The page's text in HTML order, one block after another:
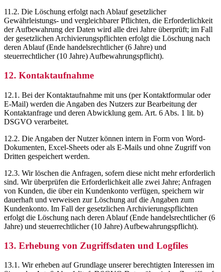
11.2. Die Löschung erfolgt nach Ablauf gesetzlicher
Gewährleistungs- und vergleichbarer Pflichten, die Erforderlichkeit
der Aufbewahrung der Daten wird alle drei Jahre überprüft; im Fall
der gesetzlichen Archivierungspflichten erfolgt die Löschung nach
deren Ablauf (Ende handelsrechtlicher (6 Jahre) und
steuerrechtlicher (10 Jahre) Aufbewahrungspflicht).
12. Kontaktaufnahme
12.1. Bei der Kontaktaufnahme mit uns (per Kontaktformular oder
E-Mail) werden die Angaben des Nutzers zur Bearbeitung der
Kontaktanfrage und deren Abwicklung gem. Art. 6 Abs. 1 lit. b)
DSGVO verarbeitet.
12.2. Die Angaben der Nutzer können intern in Form von Word-
Dokumenten, Excel-Sheets oder als E-Mails und ohne Zugriff von
Dritten gespeichert werden.
12.3. Wir löschen die Anfragen, sofern diese nicht mehr erforderlich
sind. Wir überprüfen die Erforderlichkeit alle zwei Jahre; Anfragen
von Kunden, die über ein Kundenkonto verfügen, speichern wir
dauerhaft und verweisen zur Löschung auf die Angaben zum
Kundenkonto. Im Fall der gesetzlichen Archivierungspflichten
erfolgt die Löschung nach deren Ablauf (Ende handelsrechtlicher (6
Jahre) und steuerrechtlicher (10 Jahre) Aufbewahrungspflicht).
13. Erhebung von Zugriffsdaten und Logfiles
13.1. Wir erheben auf Grundlage unserer berechtigten Interessen im